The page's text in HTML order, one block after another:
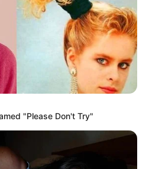
"Please Don't Try"